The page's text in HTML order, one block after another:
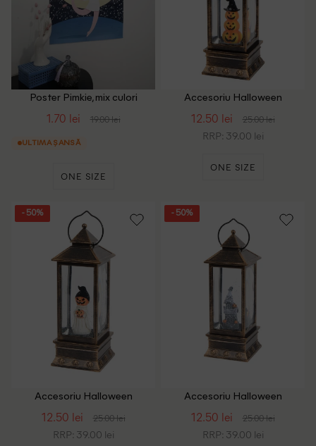
Poster Pimkie, mix culori
1.70 lei 19.00 lei
ULTIMA ȘANSĂ
ONE SIZE
Accesoriu Halloween
12.50 lei 25.00 lei
RRP: 39.00 lei
ONE SIZE
- 50%
Accesoriu Halloween
12.50 lei 25.00 lei
RRP: 39.00 lei
- 50%
Accesoriu Halloween
12.50 lei 25.00 lei
RRP: 39.00 lei